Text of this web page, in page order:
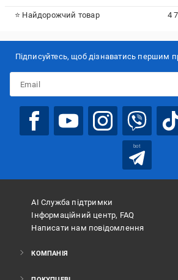
⭐ Найдорожчий товар 4
Підписуйтесь, щоб дізнаватись першим
bot
АІ Служба підтримки
Інформаційний центр, FAQ
Написати нам повідомлення
КОМПАНІЯ